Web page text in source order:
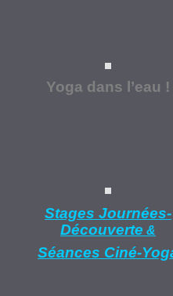
Yoga dans l’eau !
Stages Journées-
Découverte &
Séances Ciné-